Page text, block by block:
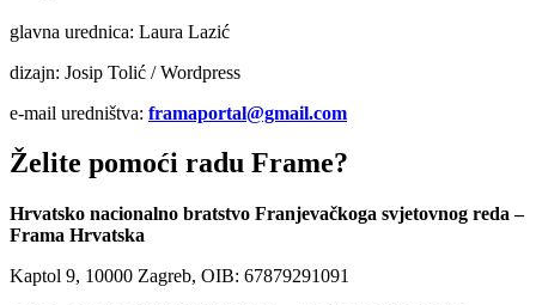
glavna urednica: Laura Lazić
dizajn: Josip Tolić / Wordpress
e-mail uredništva: framaportal@gmail.com
Želite pomoći radu Frame?
Hrvatsko nacionalno bratstvo Franjevačkoga svjetovnog reda –
Frama Hrvatska
Kaptol 9, 10000 Zagreb, OIB: 67879291091